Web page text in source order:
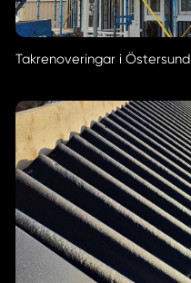
Takrenoveringar i Östersund